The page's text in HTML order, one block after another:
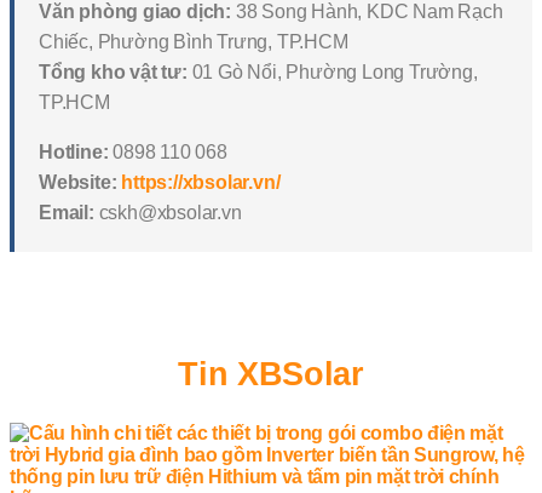
Văn phòng giao dịch: 38 Song Hành, KDC Nam Rạch
Chiếc, Phường Bình Trưng, TP.HCM
Tổng kho vật tư: 01 Gò Nổi, Phường Long Trường,
TP.HCM
Hotline: 0898 110 068
Website: https://xbsolar.vn/
Email: cskh@xbsolar.vn
Tin XBSolar